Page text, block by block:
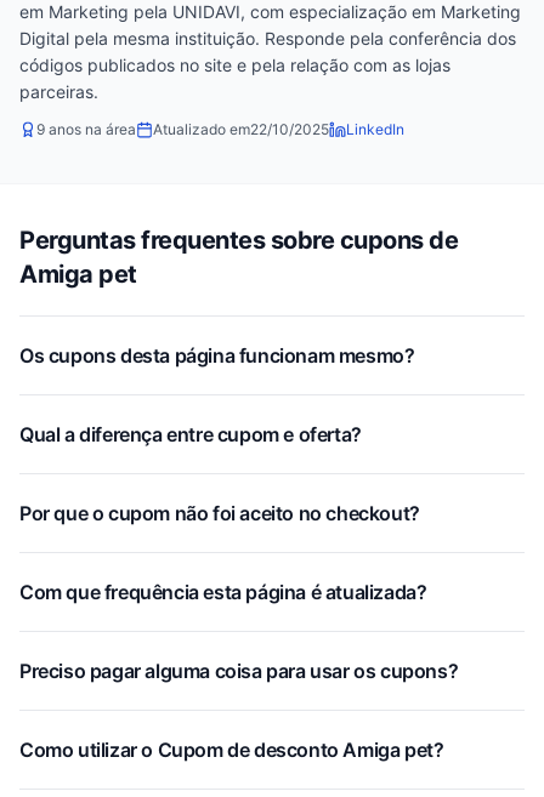
em Marketing pela UNIDAVI, com especialização em Marketing
Digital pela mesma instituição. Responde pela conferência dos
códigos publicados no site e pela relação com as lojas
parceiras.
9 anos na área Atualizado em22/10/2025 LinkedIn
Perguntas frequentes sobre cupons de
Amiga pet
Os cupons desta página funcionam mesmo?
Qual a diferença entre cupom e oferta?
Por que o cupom não foi aceito no checkout?
Com que frequência esta página é atualizada?
Preciso pagar alguma coisa para usar os cupons?
Como utilizar o Cupom de desconto Amiga pet?